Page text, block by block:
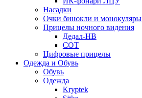
Насадки
Очки бинокли и монокуляры
Прицелы ночного видения
Дедал-НВ
СОТ
Цифровые прицелы
Одежда и Обувь
Обувь
Одежда
Kryptek